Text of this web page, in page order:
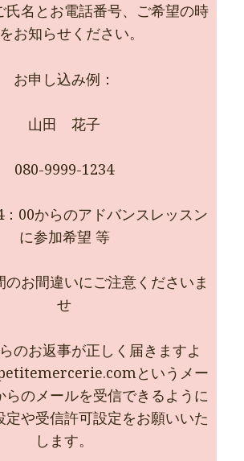
氏名とお電話番号、ご希望の時
お知らせください。
お申し込み例：
山田 花子
080-9999-1234
00からのアドバンスレッスン
に参加希望 等
のお間違いにご注意くださいま
せ
のお返事が正しく届きますよ
というメー
らのメールを受信できるように
定や受信許可設定をお願いいた
します。